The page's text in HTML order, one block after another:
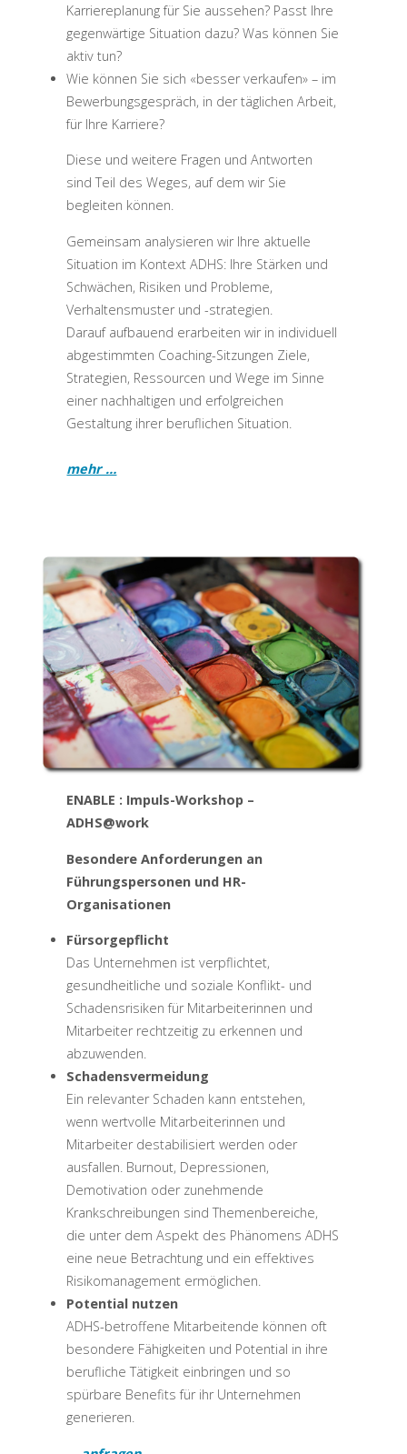
Karriereplanung für Sie aussehen? Passt Ihre
gegenwärtige Situation dazu? Was können Sie
aktiv tun?
Wie können Sie sich «besser verkaufen» – im
Bewerbungsgespräch, in der täglichen Arbeit,
für Ihre Karriere?
Diese und weitere Fragen und Antworten
sind Teil des Weges, auf dem wir Sie
begleiten können.
Gemeinsam analysieren wir Ihre aktuelle
Situation im Kontext ADHS: Ihre Stärken und
Schwächen, Risiken und Probleme,
Verhaltensmuster und -strategien.
Darauf aufbauend erarbeiten wir in individuell
abgestimmten Coaching-Sitzungen Ziele,
Strategien, Ressourcen und Wege im Sinne
einer nachhaltigen und erfolgreichen
Gestaltung ihrer beruflichen Situation.
mehr …
ENABLE : Impuls-Workshop –
ADHS@work
Besondere Anforderungen an
Führungspersonen und HR-
Organisationen
Fürsorgepflicht
Das Unternehmen ist verpflichtet,
gesundheitliche und soziale Konflikt- und
Schadensrisiken für Mitarbeiterinnen und
Mitarbeiter rechtzeitig zu erkennen und
abzuwenden.
Schadensvermeidung
Ein relevanter Schaden kann entstehen,
wenn wertvolle Mitarbeiterinnen und
Mitarbeiter destabilisiert werden oder
ausfallen. Burnout, Depressionen,
Demotivation oder zunehmende
Krankschreibungen sind Themenbereiche,
die unter dem Aspekt des Phänomens ADHS
eine neue Betrachtung und ein effektives
Risikomanagement ermöglichen.
Potential nutzen
ADHS-betroffene Mitarbeitende können oft
besondere Fähigkeiten und Potential in ihre
berufliche Tätigkeit einbringen und so
spürbare Benefits für ihr Unternehmen
generieren.